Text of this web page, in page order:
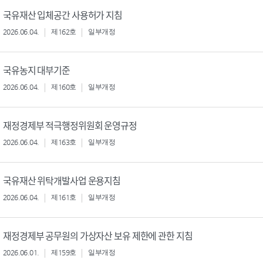
국유재산 입체공간 사용허가 지침
2026.06.04. 제162호 일부개정
국유농지 대부기준
2026.06.04. 제160호 일부개정
재정경제부 적극행정위원회 운영규정
2026.06.04. 제163호 일부개정
국유재산 위탁개발사업 운용지침
2026.06.04. 제161호 일부개정
재정경제부 공무원의 가상자산 보유 제한에 관한 지침
2026.06.01. 제159호 일부개정